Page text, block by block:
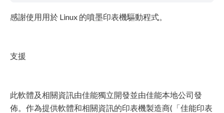
感謝使用用於 Linux 的噴墨印表機驅動程式。
支援
此軟體及相關資訊由佳能獨立開發並由佳能本地公司發
佈。作為提供軟體和相關資訊的印表機製造商(「佳能印表